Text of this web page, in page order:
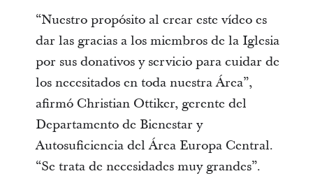
“Nuestro propósito al crear este vídeo es
dar las gracias a los miembros de la Iglesia
por sus donativos y servicio para cuidar de
los necesitados en toda nuestra Área”,
afirmó Christian Ottiker, gerente del
Departamento de Bienestar y
Autosuficiencia del Área Europa Central.
“Se trata de necesidades muy grandes”.